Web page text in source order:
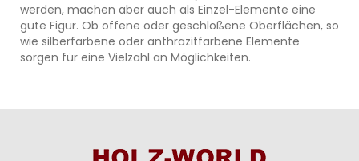
werden, machen aber auch als Einzel-Elemente eine
gute Figur. Ob offene oder geschloßene Oberflächen, so
wie silberfarbene oder anthrazitfarbene Elemente
sorgen für eine Vielzahl an Möglichkeiten.